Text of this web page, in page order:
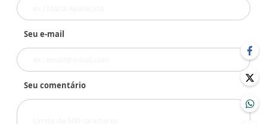
Seu e-mail
Seu comentário